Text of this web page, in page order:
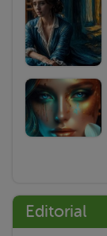
Editorial